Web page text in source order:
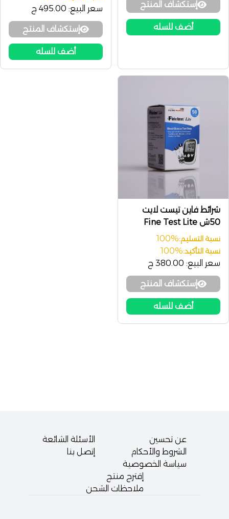
إستكشاف المنتج
أضف للسله
سعر البيع: 495.00 ج
إستكشاف المنتج
أضف للسله
شرائط فاين تيست لايت
50ش Fine Test Lite
نسبة التسليم:100%
نسبة التأكيد:100%
سعر البيع: 380.00 ج
إستكشاف المنتج
أضف للسله
عن تحسين
الشروط والأحكام
سياسة الخصوصية
الأسئلة الشائعة
إتصل بنا
إقترح منتج
ملاحظات الشحن